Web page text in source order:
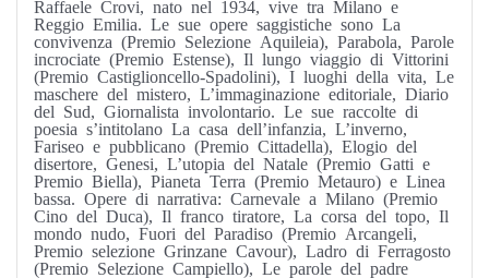
Raffaele Crovi, nato nel 1934, vive tra Milano e
Reggio Emilia. Le sue opere saggistiche sono La
convivenza (Premio Selezione Aquileia), Parabola, Parole
incrociate (Premio Estense), Il lungo viaggio di Vittorini
(Premio Castiglioncello-Spadolini), I luoghi della vita, Le
maschere del mistero, L’immaginazione editoriale, Diario
del Sud, Giornalista involontario. Le sue raccolte di
poesia s’intitolano La casa dell’infanzia, L’inverno,
Fariseo e pubblicano (Premio Cittadella), Elogio del
disertore, Genesi, L’utopia del Natale (Premio Gatti e
Premio Biella), Pianeta Terra (Premio Metauro) e Linea
bassa. Opere di narrativa: Carnevale a Milano (Premio
Cino del Duca), Il franco tiratore, La corsa del topo, Il
mondo nudo, Fuori del Paradiso (Premio Arcangeli,
Premio selezione Grinzane Cavour), Ladro di Ferragosto
(Premio Selezione Campiello), Le parole del padre